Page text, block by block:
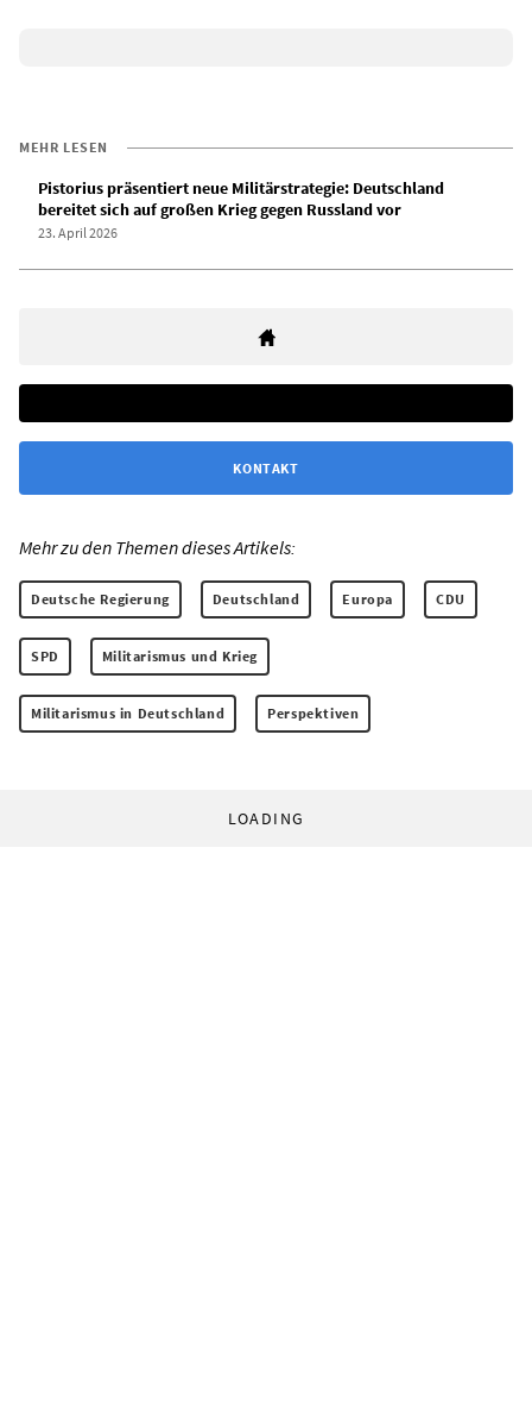
MEHR LESEN
Pistorius präsentiert neue Militärstrategie: Deutschland
bereitet sich auf großen Krieg gegen Russland vor
23. April 2026
KONTAKT
Mehr zu den Themen dieses Artikels:
Deutsche Regierung Deutschland Europa CDU
SPD Militarismus und Krieg
Militarismus in Deutschland Perspektiven
LOADING